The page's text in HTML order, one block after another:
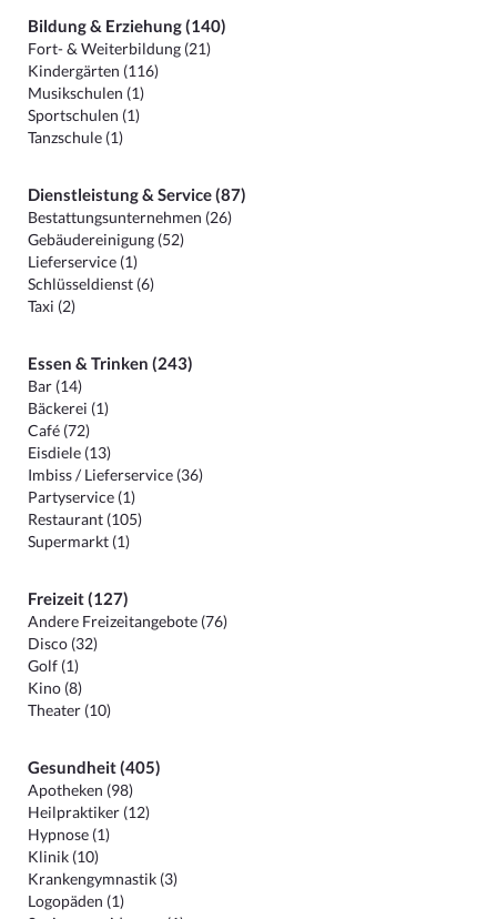
Bildung & Erziehung (140)
Fort- & Weiterbildung (21)
Kindergärten (116)
Musikschulen (1)
Sportschulen (1)
Tanzschule (1)
Dienstleistung & Service (87)
Bestattungsunternehmen (26)
Gebäudereinigung (52)
Lieferservice (1)
Schlüsseldienst (6)
Taxi (2)
Essen & Trinken (243)
Bar (14)
Bäckerei (1)
Café (72)
Eisdiele (13)
Imbiss / Lieferservice (36)
Partyservice (1)
Restaurant (105)
Supermarkt (1)
Freizeit (127)
Andere Freizeitangebote (76)
Disco (32)
Golf (1)
Kino (8)
Theater (10)
Gesundheit (405)
Apotheken (98)
Heilpraktiker (12)
Hypnose (1)
Klinik (10)
Krankengymnastik (3)
Logopäden (1)